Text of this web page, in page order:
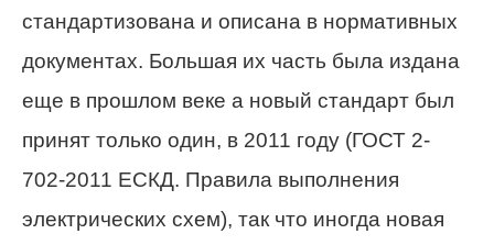
стандартизована и описана в нормативных
документах. Большая их часть была издана
еще в прошлом веке а новый стандарт был
принят только один, в 2011 году (ГОСТ 2-
702-2011 ЕСКД. Правила выполнения
электрических схем), так что иногда новая